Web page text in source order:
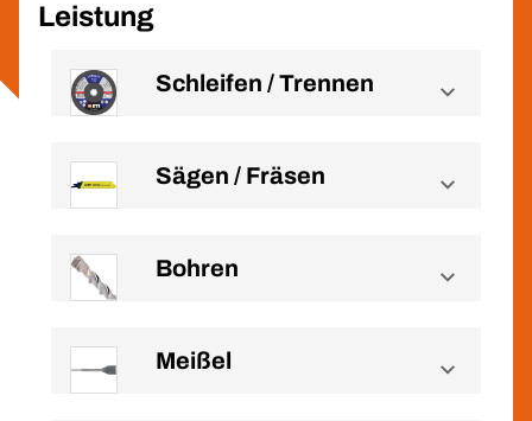
Leistung
Schleifen / Trennen
Sägen / Fräsen
Bohren
Meißel